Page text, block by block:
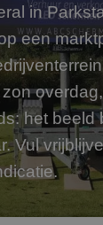
in
een
het beeld
Vul